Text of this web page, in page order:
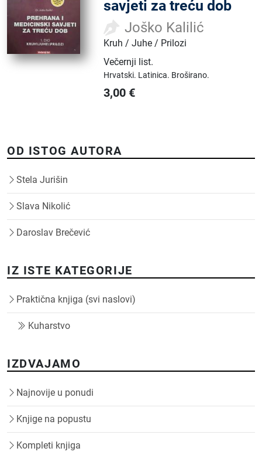
savjeti za treću dob
Joško Kalilić
Kruh / Juhe / Prilozi
Večernji list.
Hrvatski. Latinica. Broširano.
3,00 €
OD ISTOG AUTORA
Stela Jurišin
Slava Nikolić
Daroslav Brečević
IZ ISTE KATEGORIJE
Praktična knjiga (svi naslovi)
Kuharstvo
IZDVAJAMO
Najnovije u ponudi
Knjige na popustu
Kompleti knjiga